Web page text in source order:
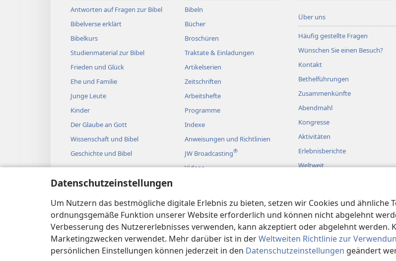
Datenschutzeinstellungen
Um Nutzern das bestmögliche digitale Erlebnis zu bieten, setzen wir Cookies und ähnliche
ordnungsgemäße Funktion unserer Website erforderlich und können nicht abgelehnt
Verbesserung des Nutzererlebnisses verwenden, kann akzeptiert oder abgelehnt werden.
Marketingzwecken verwendet. Mehr darüber ist in derWeltweiten Richtlinie zur
persönlichen Einstellungen können jederzeit in den Datenschutzeinstellungen geändert
Antworten auf Fragen zur Bibel
Bibelverse erklärt
Bibelkurs
Studienmaterial zur Bibel
Frieden und Glück
Ehe und Familie
Junge Leute
Kinder
Der Glaube an Gott
Wissenschaft und Bibel
Geschichte und Bibel
Bibeln
Bücher
Broschüren
Traktate & Einladungen
Artikelserien
Zeitschriften
Arbeitshefte
Programme
Indexe
Anweisungen und Richtlinien
JW Broadcasting®
Videos
Bibellesungen
Über uns
Häufig gestellte Fragen
Wünschen Sie einen Besuch?
Kontakt
Bethelführungen
Zusammenkünfte
Abendmahl
Kongresse
Aktivitäten
Erlebnisberichte
Weltweit
Copyright© 2026 Watch Tower Bible and Tract Society of Pennsylvania. NUTZUNGSBEDINGUNGEN |